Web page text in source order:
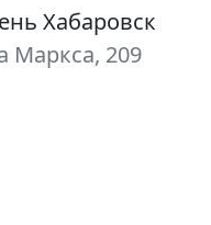
Хабаровск
Маркса, 209